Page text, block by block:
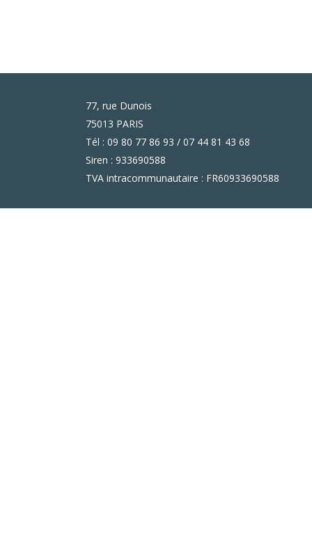
77, rue Dunois
75013 PARIS
Tél : 09 80 77 86 93 / 07 44 81 43 68
Siren : 933690588
TVA intracommunautaire : FR60933690588